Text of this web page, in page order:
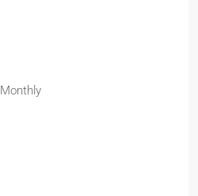
Monthly